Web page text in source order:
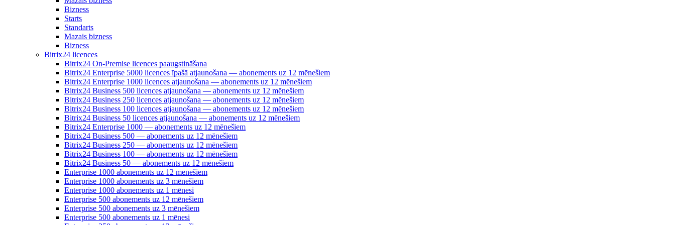
Bizness
Starts
Standarts
Mazais bizness
Bizness
Bitrix24 licences
Bitrix24 On-Premise licences paaugstināšana
Bitrix24 Enterprise 5000 licences īpašā atjaunošana — abonements uz 12 mēnešiem
Bitrix24 Enterprise 1000 licences atjaunošana — abonements uz 12 mēnešiem
Bitrix24 Business 500 licences atjaunošana — abonements uz 12 mēnešiem
Bitrix24 Business 250 licences atjaunošana — abonements uz 12 mēnešiem
Bitrix24 Business 100 licences atjaunošana — abonements uz 12 mēnešiem
Bitrix24 Business 50 licences atjaunošana — abonements uz 12 mēnešiem
Bitrix24 Enterprise 1000 — abonements uz 12 mēnešiem
Bitrix24 Business 500 — abonements uz 12 mēnešiem
Bitrix24 Business 250 — abonements uz 12 mēnešiem
Bitrix24 Business 100 — abonements uz 12 mēnešiem
Bitrix24 Business 50 — abonements uz 12 mēnešiem
Enterprise 1000 abonements uz 12 mēnešiem
Enterprise 1000 abonements uz 3 mēnešiem
Enterprise 1000 abonements uz 1 mēnesi
Enterprise 500 abonements uz 12 mēnešiem
Enterprise 500 abonements uz 3 mēnešiem
Enterprise 500 abonements uz 1 mēnesi